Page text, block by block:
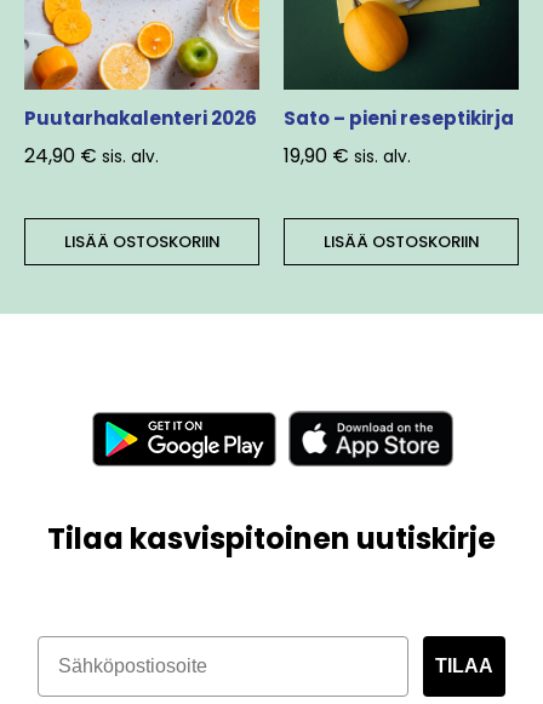
Puutarhakalenteri 2026
24,90 € sis. alv.
LISÄÄ OSTOSKORIIN
Sato – pieni reseptikirja
19,90 € sis. alv.
LISÄÄ OSTOSKORIIN
Tilaa kasvispitoinen uutiskirje
TILAA